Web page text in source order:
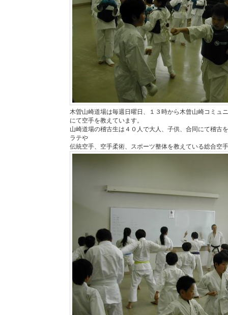
木曽山崎道場は毎週日曜日、１３時から木曾山崎コミュ
にて空手を教えています。
山崎道場の稽古生は４０人で大人、子供、合同にて稽古
ラテや
伝統空手、空手柔術、スポーツ整体を教えている総合空